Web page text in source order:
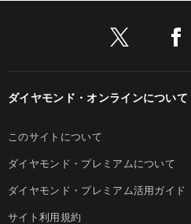
ダイヤモンド・オンラインについて
このサイトについて
ダイヤモンド・プレミアムについて
ダイヤモンド・プレミアム活用ガイド
サイト利用規約